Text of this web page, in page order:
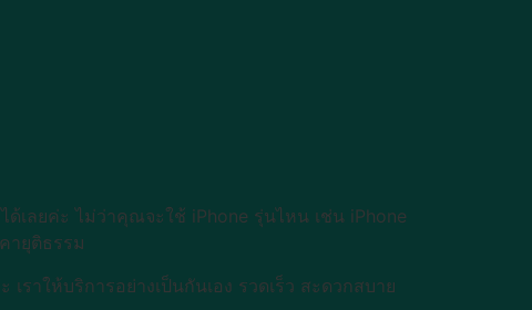
ได้เลยค่ะ ไม่ว่าคุณจะใช้ iPhone รุ่นไหน เช่น iPhone
ายุติธรรม
ราให้บริการอย่างเป็นกันเอง รวดเร็ว สะดวกสบาย